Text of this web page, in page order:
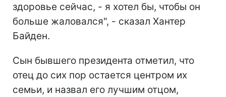
здоровье сейчас, - я хотел бы, чтобы он
больше жаловался", - сказал Хантер
Байден.
Сын бывшего президента отметил, что
отец до сих пор остается центром их
семьи, и назвал его лучшим отцом,